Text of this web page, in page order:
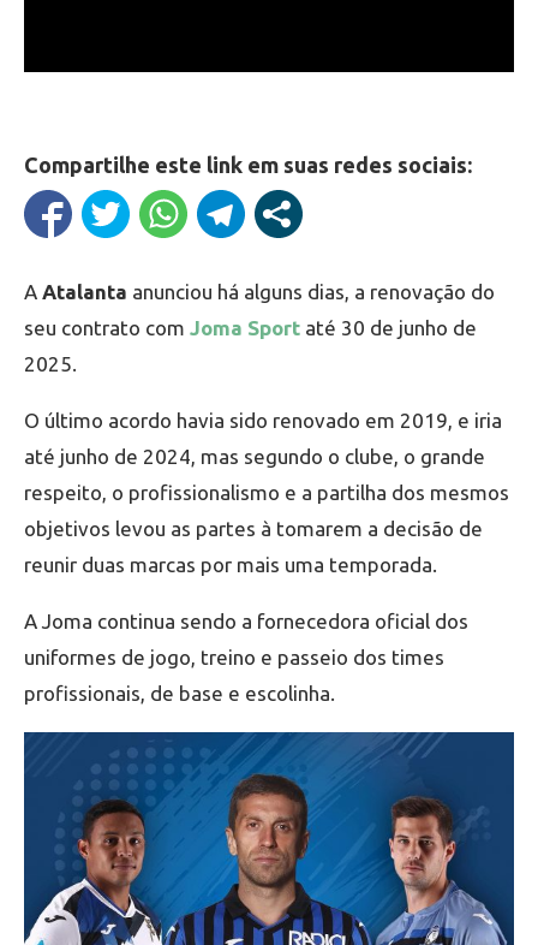
Compartilhe este link em suas redes sociais:
A Atalanta anunciou há alguns dias, a renovação do
seu contrato com Joma Sport até 30 de junho de
2025.
O último acordo havia sido renovado em 2019, e iria
até junho de 2024, mas segundo o clube, o grande
respeito, o profissionalismo e a partilha dos mesmos
objetivos levou as partes à tomarem a decisão de
reunir duas marcas por mais uma temporada.
A Joma continua sendo a fornecedora oficial dos
uniformes de jogo, treino e passeio dos times
profissionais, de base e escolinha.